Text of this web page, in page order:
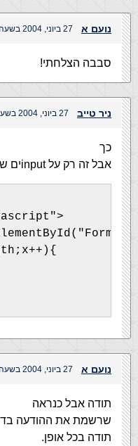
נועם א 27 ביוני, 2004 בשעה 8:11 pm
סבבה הצלחתי!
ניר טייב 27 ביוני, 2004 בשעה 8:11 pm
כך
אבל זה רק על inputים שנמאצים בטופס
נועם א 27 ביוני, 2004 בשעה 8:15 pm
תודה אבל כנראה
שרשמת את ההודעה
תודה בכל אופן.